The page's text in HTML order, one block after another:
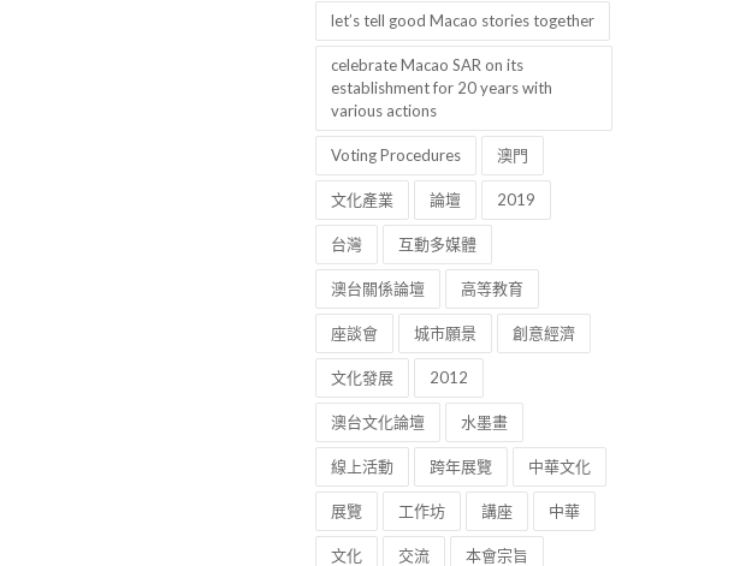
let’s tell good Macao stories together
celebrate Macao SAR on its
establishment for 20 years with
various actions
Voting Procedures 澳門
文化產業 論壇 2019
台灣 互動多媒體
澳台關係論壇 高等教育
座談會 城市願景 創意經濟
文化發展 2012
澳台文化論壇 水墨畫
線上活動 跨年展覽 中華文化
展覽 工作坊 講座 中華
文化 交流 本會宗旨